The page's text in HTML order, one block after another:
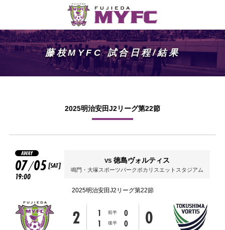
藤枝MYFC 試合日程/結果
2025明治安田J2リーグ第22節
07/05 [SAT]
19:00
AWAY
VS徳島ヴォルティス
鳴門・大塚スポーツパークポカリスエットスタジアム
2025明治安田J2リーグ第22節
2 1 前半
0
1
後半 0 0